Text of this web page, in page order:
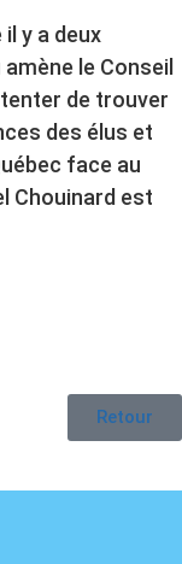
y a deux
le Conseil
tenter de trouver
des élus et
face au
Chouinard est
Retour